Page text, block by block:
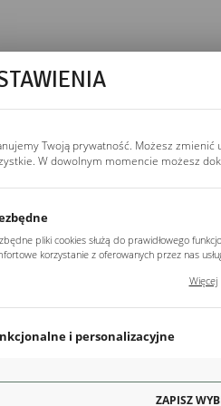
sypialni, to komoda z lustrem to
Twoją prywatność. Możesz
W dowolnym momencie możesz
pliki cookies służą do prawidłowego
korzystanie z oferowanych przez nas
ustawień preferencji prywatności, logowania
Więcej
i personalizacyjne
Więcej
ZAPISZ